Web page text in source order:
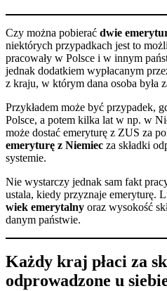
Czy można pobierać dwie
niektórych przypadkach jest to
pracowały w Polsce i w innym
jednak dodatkiem wypłacanym
z kraju, w którym dana osoba była
Przykładem może być przypadek,
Polsce, a potem kilka lat w np. w
może dostać emeryturę z ZUS za
emeryturę z Niemiec za składki
systemie.
Nie wystarczy jednak sam fakt
ustala, kiedy przyznaje emeryturę.
wiek emerytalny oraz wysokość
danym państwie.
Każdy kraj płaci za
odprowadzone u